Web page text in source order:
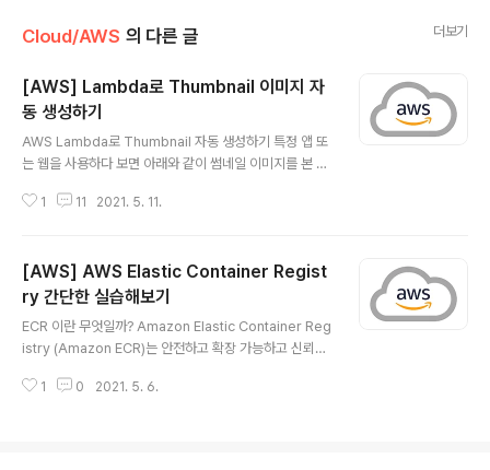
Cloud/AWS 의 다른 글 더보기
[AWS] Lambda로 Thumbnail 이미지 자
동 생성하기
AWS Lambda로 Thumbnail 자동 생성하기 특정 앱 또
는 웹을 사용하다 보면 아래와 같이 썸네일 이미지를 본 적
지가 리스트로 나열되는데 고품질의 이미지 파일이라던지
작해서 사용합니다. 이 때 썸네일 이미지를 직접 제작해서
업로드 하고 사용할 수도 있지만, 매 번 그럴 수는 없기 때
문에 이를 자동화해서 사용하는 것이 좋습니다. 이러한 자
동화를 아래와 같은 Flow로 진행해보려 합니다. 위의 그림
처럼 원본 이미지를 S3에 업로드하면 Lambda에 Trigg
er를 걸고, Labmda가 S3에 썸네일 이미지를 만들어서
1 11 2021. 5. 11.
[AWS] AWS Elastic Container Regist
ry 간단한 실습해보기
ECR 이란 무엇일까? Amazon Elastic Container Reg
istry (Amazon ECR)는 안전하고 확장 가능하고 신뢰할
입니다. Amazon ECR는 AWS IAM를 사용하여 리소스
1 0 2021. 5. 6.